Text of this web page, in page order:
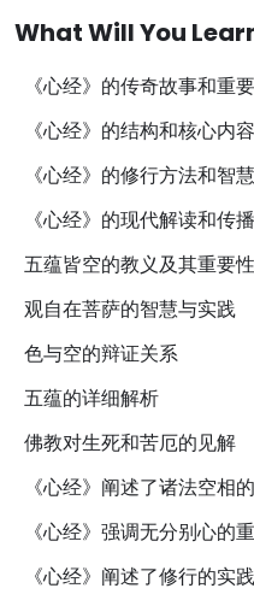
What Will You
《心经》的传奇故事和重
《心经》的结构和核心内容
《心经》的修行方法和智慧
《心经》的现代解读和传播
五蕴皆空的教义及其重要性
观自在菩萨的智慧与实践
色与空的辩证关系
五蕴的详细解析
佛教对生死和苦厄的见解
《心经》阐述了诸法空相
《心经》强调无分别心的
《心经》阐述了修行的实